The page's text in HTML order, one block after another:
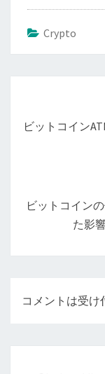
Crypto
ナビットコイン
ビットコイン
た影
コメントは受け